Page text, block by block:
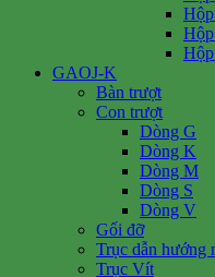
GAOJ-K
Bàn trượt
Con trượt
Dòng G
Dòng K
Dòng M
Dòng S
Dòng V
Gối đỡ
Trục dẫn hướng
Trục Vít